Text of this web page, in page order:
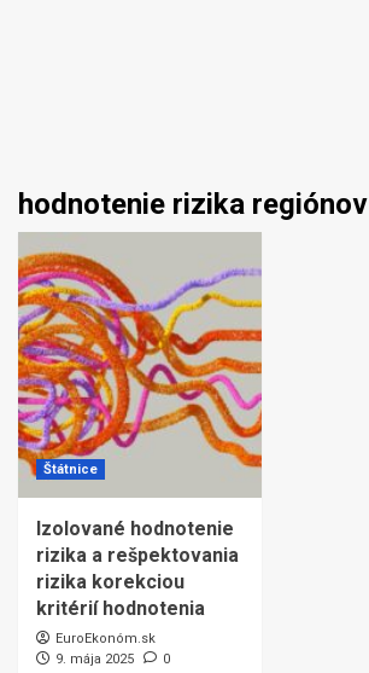
hodnotenie rizika regiónov
Štátnice
Izolované hodnotenie
rizika a rešpektovania
rizika korekciou
kritérií hodnotenia
EuroEkonóm.sk
9. mája 2025
0